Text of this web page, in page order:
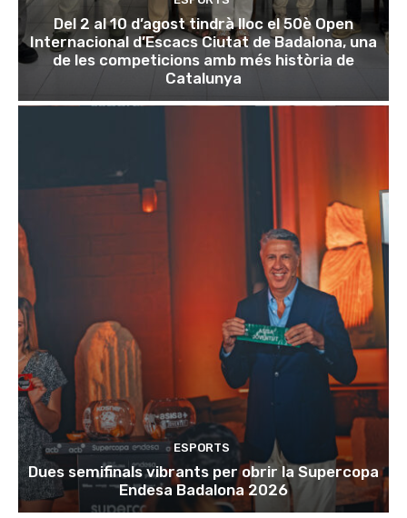
Del 2 al 10 d’agost tindrà lloc el 50è Open
Internacional d’Escacs Ciutat de Badalona, una
de les competicions amb més història de
Catalunya
ESPORTS
Dues semifinals vibrants per obrir la Supercopa
Endesa Badalona 2026